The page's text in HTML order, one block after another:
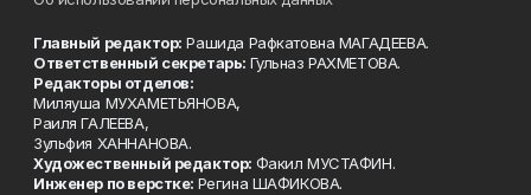
Главный редактор: Рашида Рафкатовна МАГАДЕЕВА.
Ответственный секретарь: Гульназ РАХМЕТОВА.
Редакторы отделов:
Миляуша МУХАМЕТЬЯНОВА,
Раиля ГАЛЕЕВА,
Зульфия ХАННАНОВА.
Художественный редактор: Факил МУСТАФИН.
Инженер по верстке: Регина ШАФИКОВА.